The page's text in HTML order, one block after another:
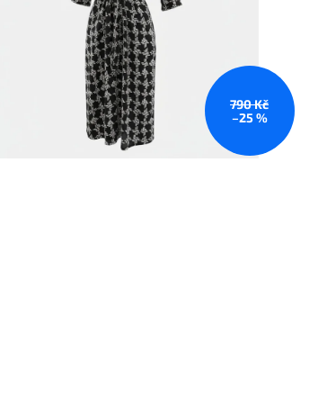
790 Kč
–25 %